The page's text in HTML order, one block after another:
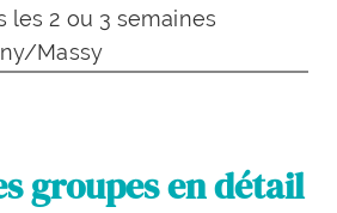
les 2 ou 3 semaines
Massy
groupes en détail